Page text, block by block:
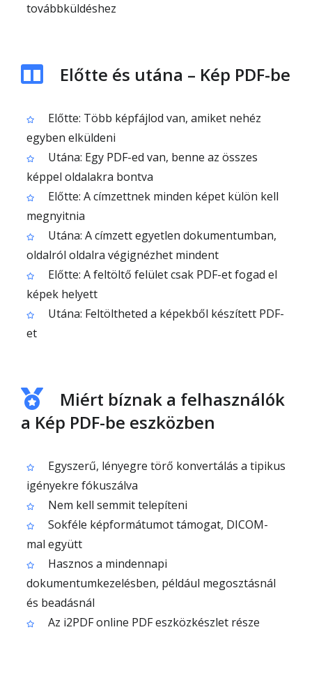
továbbküldéshez
Előtte és utána – Kép PDF-be
Előtte: Több képfájlod van, amiket nehéz
egyben elküldeni
Utána: Egy PDF-ed van, benne az összes
képpel oldalakra bontva
Előtte: A címzettnek minden képet külön kell
megnyitnia
Utána: A címzett egyetlen dokumentumban,
oldalról oldalra végignézhet mindent
Előtte: A feltöltő felület csak PDF-et fogad el
képek helyett
Utána: Feltöltheted a képekből készített PDF-
et
Miért bíznak a felhasználók
a Kép PDF-be eszközben
Egyszerű, lényegre törő konvertálás a tipikus
igényekre fókuszálva
Nem kell semmit telepíteni
Sokféle képformátumot támogat, DICOM-
mal együtt
Hasznos a mindennapi
dokumentumkezelésben, például megosztásnál
és beadásnál
Az i2PDF online PDF eszközkészlet része